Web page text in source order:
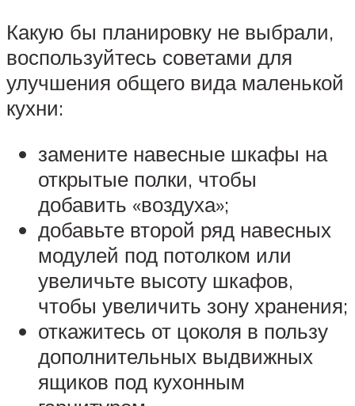
Какую бы планировку не выбрали,
воспользуйтесь советами для
улучшения общего вида маленькой
кухни:
замените навесные шкафы на
открытые полки, чтобы
добавить «воздуха»;
добавьте второй ряд навесных
модулей под потолком или
увеличьте высоту шкафов,
чтобы увеличить зону хранения;
откажитесь от цоколя в пользу
дополнительных выдвижных
ящиков под кухонным